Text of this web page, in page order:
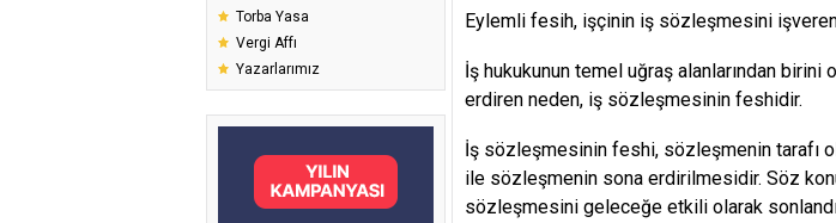
Torba Yasa
Vergi Affı
Yazarlarımız
Eylemli fesih, işçinin iş sözleşmesini
İş hukukunun temel uğraş alanlarından
erdiren neden, iş sözleşmesinin feshidir.
İş sözleşmesinin feshi, sözleşmenin tarafı
ile sözleşmenin sona erdirilmesidir. Söz
sözleşmesini geleceğe etkili olarak